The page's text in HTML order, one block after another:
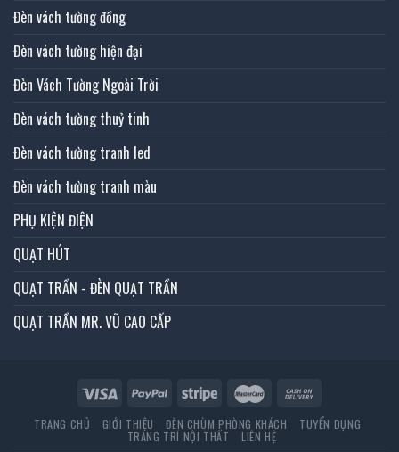
Đèn vách tường đồng
Đèn vách tường hiện đại
Đèn Vách Tường Ngoài Trời
Đèn vách tường thuỷ tinh
Đèn vách tường tranh led
Đèn vách tường tranh màu
PHỤ KIỆN ĐIỆN
QUẠT HÚT
QUẠT TRẦN - ĐÈN QUẠT TRẦN
QUẠT TRẦN MR. VŨ CAO CẤP
TRANG CHỦ GIỚI THIỆU ĐÈN CHÙM PHÒNG KHÁCH TUYỂN DỤNG
TRANG TRÍ NỘI THẤT LIÊN HỆ